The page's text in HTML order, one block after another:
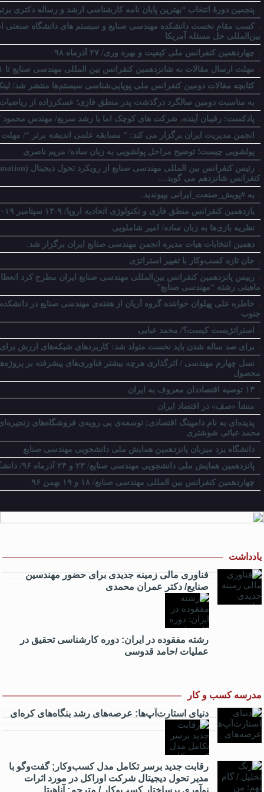
پنجمین دورۀ انتخاب “بهترین پایان ­نامه کارشناسی­ ارشد و رساله دکتری
کسب مقام نخست دانشکده مهندسی صنایع و سیستم های دانشگاه صنعتی
بین‌المللی حل مسئله آمریکا
چهاردهمین کنفرانس ملی کیفیت و بهره وری/ ۲۷ آذرماه ۹۸
مهلت ارسال مقالات به شانزدهمین کنفرانس بین المللی مهندسی صنایع تا ۱ آبان ماه تمدید شد.
کتابچه مقالات دومین کنفرانس ملی پویایی‌شناسی سیستم‌ها منتشر شد/
به مناسبت دومین سالگرد درگذشت پدر منطق فازی؛ عسکرزاده از ریاضیات
پادکست: رقیبان آینده، شرکت های کوچک اما با رشد سریع/ مهندس
انجمن مدیریت ایران برگزار می کند: ” مسابقه علمی اندیشه برتر “/ مهلت ارسال
پولشویی چیست؛ توضیح مراحل پولشویی به زبان ساده/ مریم ناصری
کنفرانس شانزدهم می گوید…
به #پویش_صنعت_ایرانی بپیوندید.
یازدهمین کنفرانس منطق فازی و تکنولوژی اتحادیه اروپا/ ۹-۱۳ سپتامبر ۲۰۱۹
نظریه بازی‌ها به زبان ساده/ امیر شاملویی
دهمین انتخابات هیات مدیره انجمن مهندسی صنایع ایران برگزار شد.
جان تازه کسب‌وکار با تغییر استراتژی
رییس پانزدهمین کنفرانس بین‌المللی مهندسی صنایع ایران مطرح کرد
ماهیتی رشته “مهندسی صنایع”
خاطره علی پهلوان خواننده گروه آریان از هفته‌ی مهندسی صنایع در
جنوب
استراتژیست کیست؟‬/ محمد عبایی
برای صد ساله شدن باید نخست متولد شد: کاربردهای شبکه‌های ارزش
نسل چهارم مهندسی / اثرگذاری هرچه بیشتر فناوری‌های پیشرفته بر
محصول
۱۳ توصیه اقتصاددان معروف به ایران
منشأ «صف» در اقتصاد ایران
پدیده‌ای به نام دامپینگ اقتصادی; توسعه‌ی بی رویه‌ی فروشگاه‌های
محمد عبائی شوشتری
دانشگاه یزد میزبان پانزدهمین همایش ملی دانشجویی مهندسی صنایع
پانزدهمین همایش ملی دانشجویی مهندسی صنایع/ ۲۳ و ۲۴ آذرماه ۹۶/ دانشگاه یزد
چهاردهمین کنفرانس بین المللی مهندسی صنایع/ ۱۸ و ۱۹ بهمن ۹۶
یادداشت
فناوری مالی زمینه جدیدی برای حضور مهندسین
صنایع/ دکتر عمران محمدی
رشته مفقوده در ایران: دوره کارشناسی تحقیق در
عملیات /حامد قدوسی
مدرسه کسب و کار
دنیای استارت‌آپ‌ها: عرصه‌های رشد بنگاه‌های کره‌ای‌
رقابت جدید برسر تکامل مدل کسب‌و‌کار; گفت‌وگو با
مدیر تحول دیجیتال شرکت اوراکل در مورد اثرات
نوآوری برساختار کسب‌وکار / مترجم: آناهیتا